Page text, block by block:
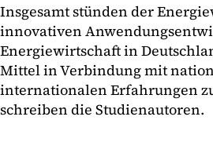
Insgesamt stünden der
innovativen
Energiewirtschaft in
Mittel in Verbindung mit
internationalen Erfahrungen
schreiben die Studienautoren.